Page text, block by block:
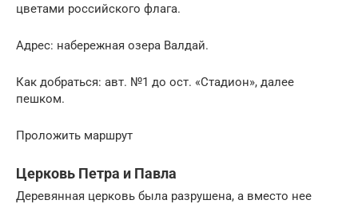
цветами российского флага.
Адрес: набережная озера Валдай.
Как добраться: авт. №1 до ост. «Стадион», далее
пешком.
Проложить маршрут
Церковь Петра и Павла
Деревянная церковь была разрушена, а вместо нее